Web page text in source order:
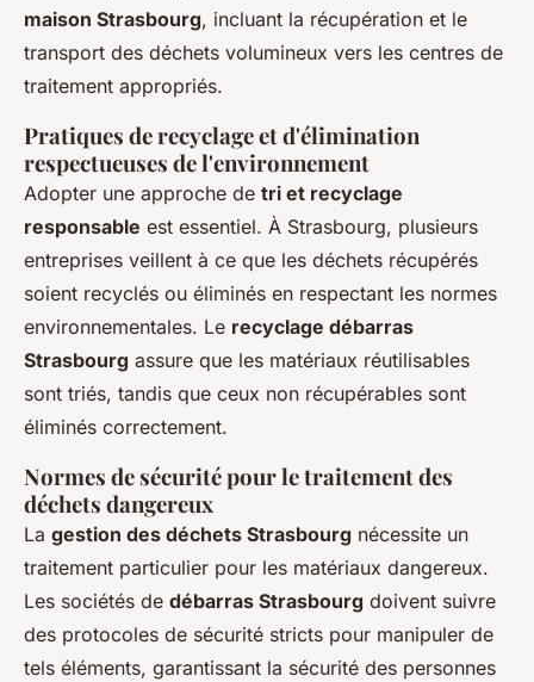
maison Strasbourg, incluant la récupération et le
transport des déchets volumineux vers les centres de
traitement appropriés.
Pratiques de recyclage et d'élimination
respectueuses de l'environnement
Adopter une approche de tri et recyclage
responsable est essentiel. À Strasbourg, plusieurs
entreprises veillent à ce que les déchets récupérés
soient recyclés ou éliminés en respectant les normes
environnementales. Le recyclage débarras
Strasbourg assure que les matériaux réutilisables
sont triés, tandis que ceux non récupérables sont
éliminés correctement.
Normes de sécurité pour le traitement des
déchets dangereux
La gestion des déchets Strasbourg nécessite un
traitement particulier pour les matériaux dangereux.
Les sociétés de débarras Strasbourg doivent suivre
des protocoles de sécurité stricts pour manipuler de
tels éléments, garantissant la sécurité des personnes